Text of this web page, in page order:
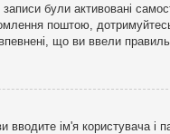
були активовані
поштою,
що ви ввели
ім'я користувача і